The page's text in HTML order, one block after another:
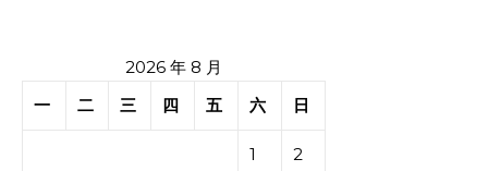
2026 年 8 月
一
二 三 四 五 六 日
1 2